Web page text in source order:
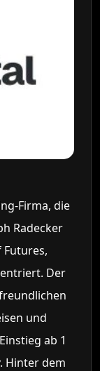
Firma, die
Radecker
Der
und
ab 1
Hinter dem